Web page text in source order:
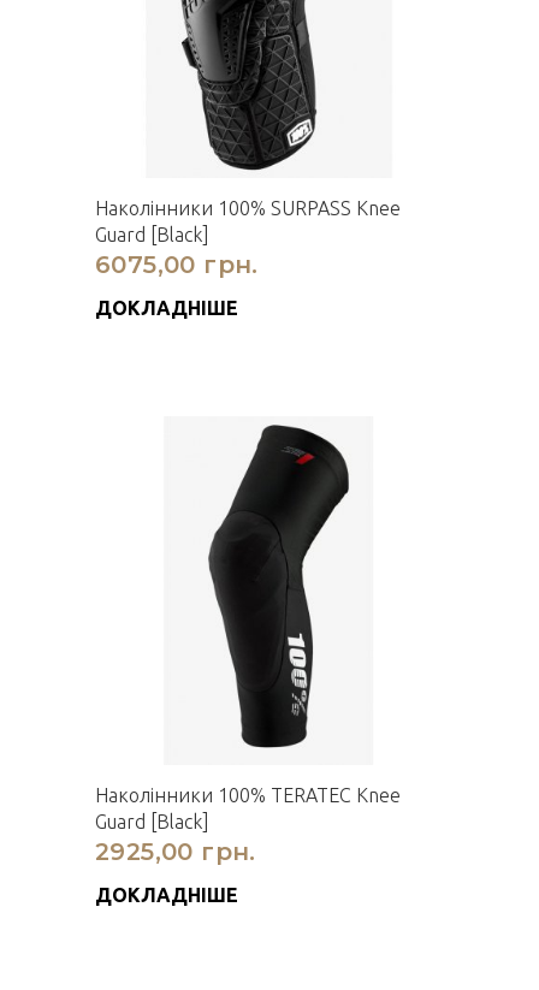
Наколінники 100% SURPASS Knee
Guard [Black]
6075,00 грн.
ДОКЛАДНІШЕ
Наколінники 100% TERATEC Knee
Guard [Black]
2925,00 грн.
ДОКЛАДНІШЕ